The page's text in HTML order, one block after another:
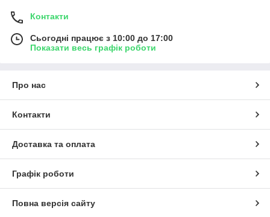
Контакти
Сьогодні працює з 10:00 до 17:00
Показати весь графік роботи
Про нас
Контакти
Доставка та оплата
Графік роботи
Повна версія сайту